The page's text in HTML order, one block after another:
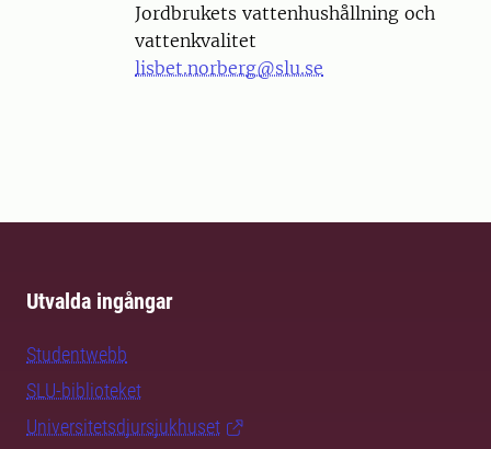
Jordbrukets vattenhushållning och
vattenkvalitet
lisbet.norberg@slu.se
Utvalda ingångar
Studentwebb
SLU-biblioteket
Universitetsdjursjukhuset